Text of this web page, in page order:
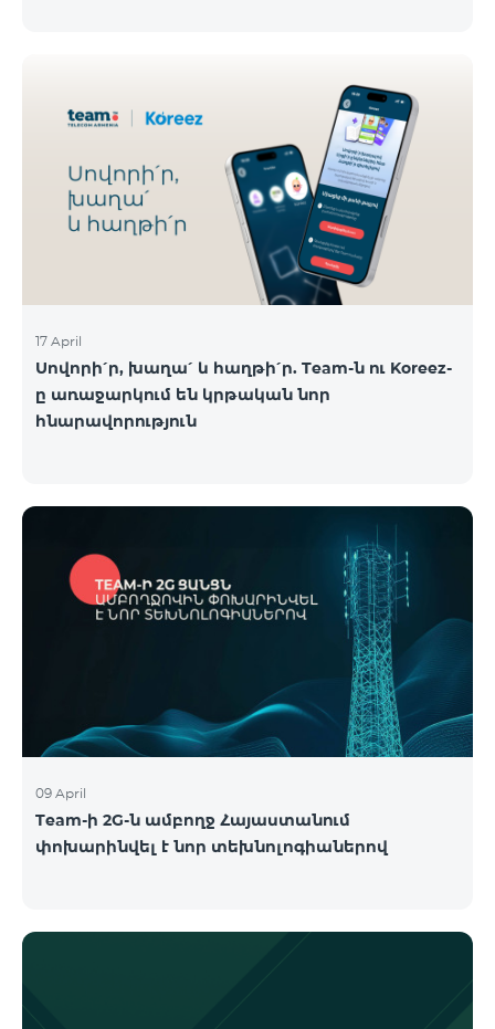
17 April
Սովորի՛ր, խաղա՛ և հաղթի՛ր. Team-ն ու Koreez-
ը առաջարկում են կրթական նոր
հնարավորություն
09 April
Team-ի 2G-ն ամբողջ Հայաստանում
փոխարինվել է նոր տեխնոլոգիաներով